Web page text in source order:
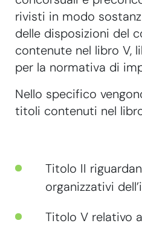
rivisti in modo
delle disposizioni del
contenute nel libro V,
per la normativa di
Nello specifico
titoli contenuti nel
Titolo II
organizzativi
Titolo V relativo